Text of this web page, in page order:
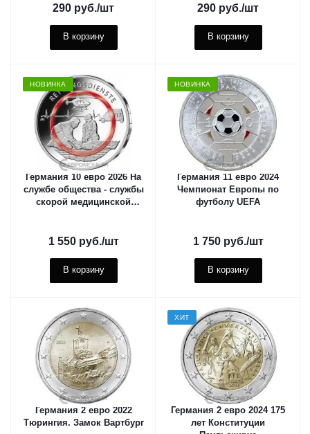
290 руб./шт
В корзину
290 руб./шт
В корзину
НОВИНКА
Германия 10 евро 2026 На
службе общества - службы
скорой медицинской
1 550руб./шт
В корзину
НОВИНКА
Германия 11 евро 2024
Чемпионат Европы по
футболу UEFA
1 750руб./шт
В корзину
Германия 2 евро 2022
Тюрингия. Замок Вартбург
ХИТ
Германия 2 евро 2024 175
лет Конституции